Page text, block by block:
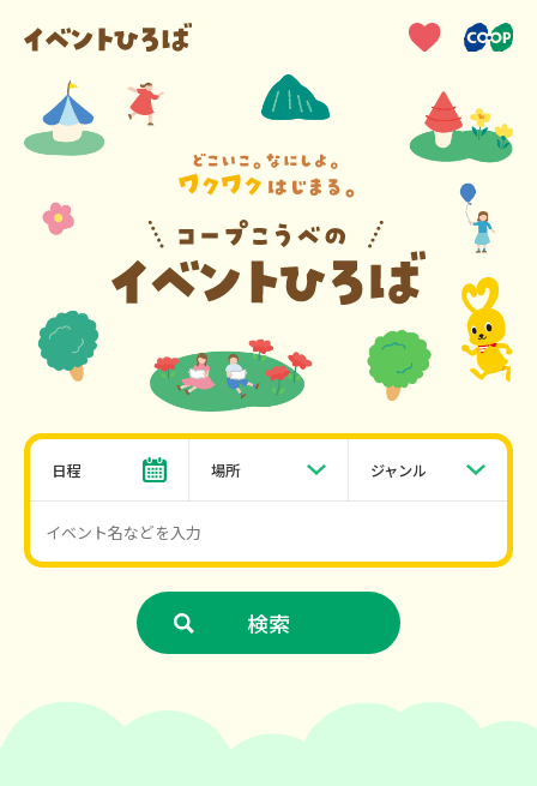
日程 場所 ジャンル